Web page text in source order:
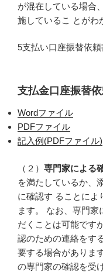
が混在している場合
施しているこ とがわ
5支払い口座振替依頼
支払金口座振替
Wordファイル
PDFファイル
記入例(PDFファイル)
（２） 専門家による
を満たしているか、
に確認す ることによ
ます。 なお、専門
だくことは可能です
認のための連絡をす
要する場合がありま
の専門家の確認を受